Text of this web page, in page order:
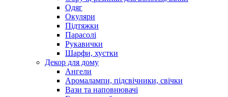
Одяг
Окуляри
Підтяжки
Парасолі
Рукавички
Шарфи, хустки
Декор для дому
Ангели
Аромалампи, підсвічники, свічки
Вази та наповнювачі